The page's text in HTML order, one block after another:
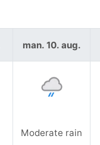
man. 10. aug.
Moderate rain